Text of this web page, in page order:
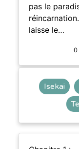
pas le
laisse le…
0
Isekai